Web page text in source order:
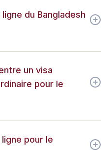
du Bangladesh
un visa
pour le
pour le